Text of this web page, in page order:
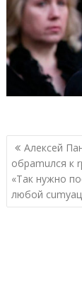
по
записям
Алексей
обраmuлся к
«Так нужно
любой